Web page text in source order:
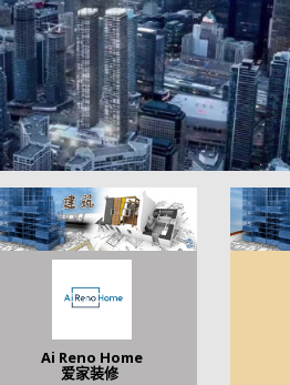
Ai Reno Home
爱家装修